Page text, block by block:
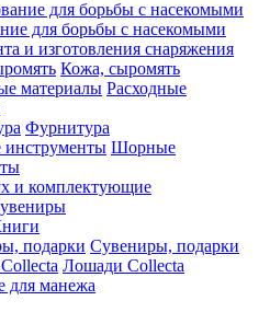
для борьбы с насекомыми
и изготовления снаряжения
Кожа, сыромять
Расходные
Фурнитура
Шорные
и комплектующие
Сувениры, подарки
Лошади Collecta
для манежа